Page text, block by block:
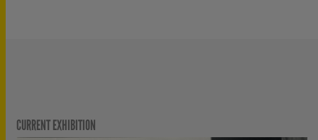
CURRENT EXHIBITION